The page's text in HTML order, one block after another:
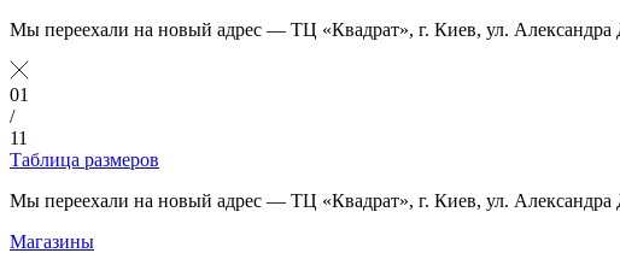
Мы переехали на новый адрес — ТЦ «Квадрат», г. Киев, ул. Александра
01
/
11
Таблица размеров
Мы переехали на новый адрес — ТЦ «Квадрат», г. Киев, ул. Александра
Магазины